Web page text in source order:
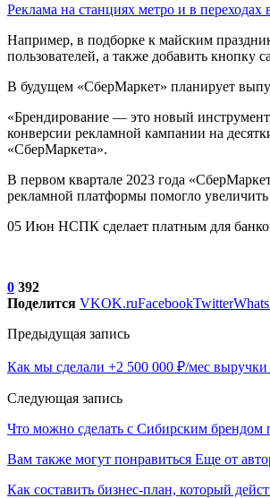
Реклама на станциях метро и в
Например, в подборке к майским
пользователей, а также добавить кнопку
В будущем «СберМаркет» планирует
«Брендирование — это новый
конверсии рекламной кампании на
«СберМаркета».
В первом квартале 2023 года
рекламной платформы помогло увеличить
05 Июн НСПК сделает платным для
0 392
Поделится VKOK.ruFacebookTwitter
Предыдущая запись
Как мы сделали +2 500 000 ₽/мес
Следующая запись
Что можно сделать с Сибирским брендом
Вам также могут понравиться Еще от
Как составить бизнес-план, который